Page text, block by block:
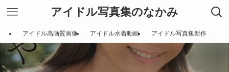
アイドル写真集のなかみ
アイドル高画質画像 アイドル水着動画 アイドル写真集新作